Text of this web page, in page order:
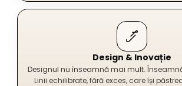
Design & Inovație
Designul nu înseamnă mai mult.
Linii echilibrate, fără exces, care își